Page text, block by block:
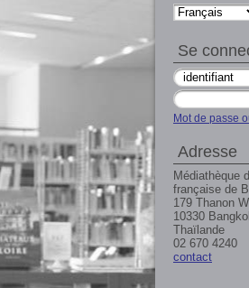
Se
Mot de passe
Adresse
Médiathèque
française de
179 Thanon
10330
Thaïlande
02 670 4240
contact